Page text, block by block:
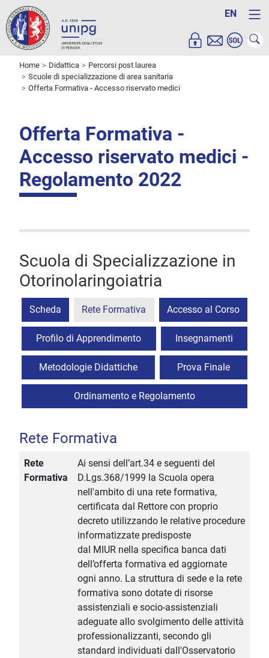
EN
Home Didattica
Percorsi post laurea
Scuole di specializzazione di area sanitaria
Offerta Formativa - Accesso riservato medici
Offerta Formativa -
Accesso riservato medici -
Regolamento 2022
Scuola di Specializzazione in
Otorinolaringoiatria
Scheda Rete Formativa Accesso al Corso
Profilo di Apprendimento Insegnamenti
Metodologie Didattiche Prova Finale
Ordinamento e Regolamento
Rete Formativa
Rete
Formativa
Ai sensi dell’art.34 e seguenti del
D.Lgs.368/1999 la Scuola opera
nell'ambito di una rete formativa,
certificata dal Rettore con proprio
decreto utilizzando le relative procedure
informatizzate predisposte
dal MIUR nella specifica banca dati
dell’offerta formativa ed aggiornate
ogni anno. La struttura di sede e la rete
formativa sono dotate di risorse
assistenziali e socio-assistenziali
adeguate allo svolgimento delle attività
professionalizzanti, secondo gli
standard individuati dall'Osservatorio